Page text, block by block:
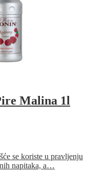
Malina 1l
se koriste u pravljenju
napitaka, a…